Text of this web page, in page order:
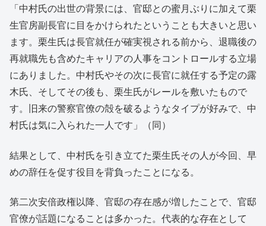
「中村氏の出世の背景には、官邸との蜜月ぶりに加えて栗
生官房副長官に目をかけられたということも大きいと思い
ます。栗生氏は長官就任が確実視される前から、退職後の
再就職先も含めたキャリアの人事をコントロールする立場
にありました。中村氏やその次に長官に就任する予定の露
木氏、そしてその後も、栗生氏がレールを敷いたもので
す。旧来の警察官僚の殻を破るようなタイプが好みで、中
村氏は気に入られた一人です」（同）
結果として、中村氏を引き立てた栗生氏その人が今回、早
めの辞任を促す役目を背負ったことになる。
第二次安倍政権以降、官邸の存在感が増したことで、官邸
官僚が話題になることは多かった。代表的な存在として